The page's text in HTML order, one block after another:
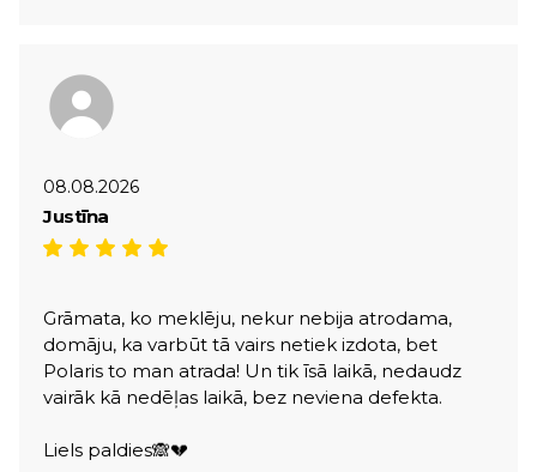
08.08.2026
Justīna
Grāmata, ko meklēju, nekur nebija atrodama,
domāju, ka varbūt tā vairs netiek izdota, bet
Polaris to man atrada! Un tik īsā laikā, nedaudz
vairāk kā nedēļas laikā, bez neviena defekta.
Liels paldies🙈💔